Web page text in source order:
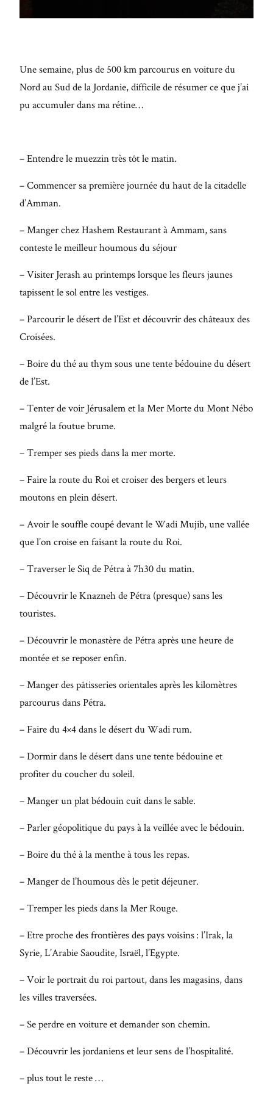
Une semaine, plus de 500 km parcourus en voiture du
Nord au Sud de la Jordanie, difficile de résumer ce que j’ai
pu accumuler dans ma rétine…
– Entendre le muezzin très tôt le matin.
– Commencer sa première journée du haut de la citadelle
d’Amman.
– Manger chez Hashem Restaurant à Ammam, sans
conteste le meilleur houmous du séjour
– Visiter Jerash au printemps lorsque les fleurs jaunes
tapissent le sol entre les vestiges.
– Parcourir le désert de l’Est et découvrir des châteaux des
Croisées.
– Boire du thé au thym sous une tente bédouine du désert
de l’Est.
– Tenter de voir Jérusalem et la Mer Morte du Mont Nébo
malgré la foutue brume.
– Tremper ses pieds dans la mer morte.
– Faire la route du Roi et croiser des bergers et leurs
moutons en plein désert.
– Avoir le souffle coupé devant le Wadi Mujib, une vallée
que l’on croise en faisant la route du Roi.
– Traverser le Siq de Pétra à 7h30 du matin.
– Découvrir le Knazneh de Pétra (presque) sans les
touristes.
– Découvrir le monastère de Pétra après une heure de
montée et se reposer enfin.
– Manger des pâtisseries orientales après les kilomètres
parcourus dans Pétra.
– Faire du 4×4 dans le désert du Wadi rum.
– Dormir dans le désert dans une tente bédouine et
profiter du coucher du soleil.
– Manger un plat bédouin cuit dans le sable.
– Parler géopolitique du pays à la veillée avec le bédouin.
– Boire du thé à la menthe à tous les repas.
– Manger de l’houmous dès le petit déjeuner.
– Tremper les pieds dans la Mer Rouge.
– Etre proche des frontières des pays voisins : l’Irak, la
Syrie, L’Arabie Saoudite, Israël, l’Egypte.
– Voir le portrait du roi partout, dans les magasins, dans
les villes traversées.
– Se perdre en voiture et demander son chemin.
– Découvrir les jordaniens et leur sens de l’hospitalité.
– plus tout le reste …
Etiam
porta sem